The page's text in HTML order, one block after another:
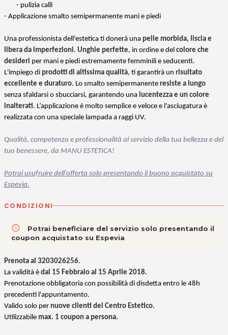
- pulizia calli
- Applicazione smalto semipermanente mani e piedi
Una professionista dell'estetica ti donerà una pelle morbida, liscia e
libera da imperfezioni. Unghie perfette, in ordine e del colore che
desideri per mani e piedi estremamente femminili e seducenti.
L'impiego di prodotti di altissima qualità, ti garantirà un risultato
eccellente e duraturo. Lo smalto semipermanente resiste a lungo
senza sfaldarsi o sbucciarsi, garantendo una lucentezza e un colore
inalterati. L’applicazione è molto semplice e veloce e l'asciugatura è
realizzata con una speciale lampada a raggi UV.
Qualità, competenza e professionalità al servizio della tua bellezza e del
tuo benessere, da MANU ESTETICA!
Potrai usufruire dell'offerta solo presentando il buono acquistato su
Espevia.
CONDIZIONI
access_time
Potrai beneficiare del servizio solo presentando il
coupon acquistato su Espevia
Prenota al 3203026256.
La validità è dal 15 Febbraio al 15 Aprile 2018.
Prenotazione obbligatoria con possibilità di disdetta entro le 48h
precedenti l'appuntamento.
Valido solo per nuove clienti del Centro Estetico.
Utilizzabile max. 1 coupon a persona.